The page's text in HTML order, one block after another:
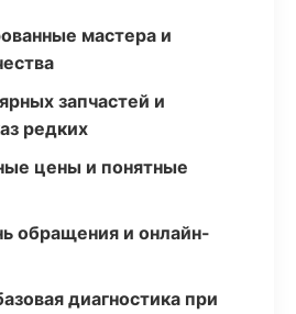
мастера и
запчастей и
редких
цены и понятные
обращения и онлайн-
диагностика при